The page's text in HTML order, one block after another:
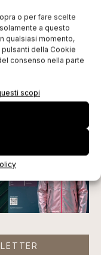
o per fare scelte
a questo
qualsiasi momento,
della Cookie
consenso nella parte
scopi